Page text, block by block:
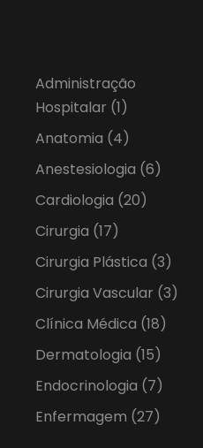
Administração
Hospitalar (1)
Anatomia (4)
Anestesiologia (6)
Cardiologia (20)
Cirurgia (17)
Cirurgia Plástica (3)
Cirurgia Vascular (3)
Clínica Médica (18)
Dermatologia (15)
Endocrinologia (7)
Enfermagem (27)